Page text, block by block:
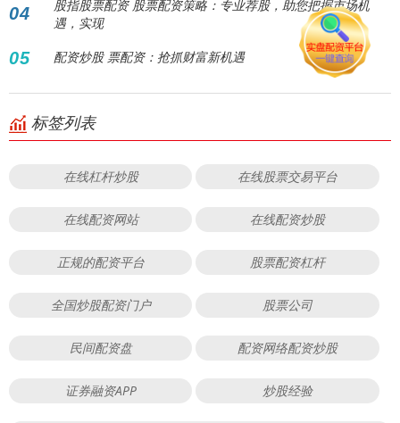
04
股指股票配资 股票配资策略：专业荐股，助您把握市场机
遇，实现
05 配资炒股 票配资：抢抓财富新机遇
标签列表
在线杠杆炒股 在线股票交易平台
在线配资网站 在线配资炒股
正规的配资平台 股票配资杠杆
全国炒股配资门户 股票公司
民间配资盘 配资网络配资炒股
证券融资APP 炒股经验